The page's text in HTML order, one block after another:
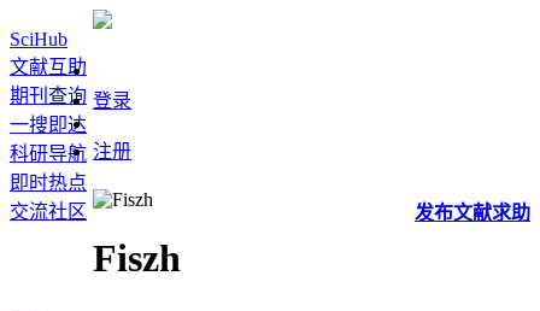
SciHub
文献互助
期刊查询
一搜即达
科研导航
即时热点
交流社区
登录
注册
发布文献求助
Fiszh